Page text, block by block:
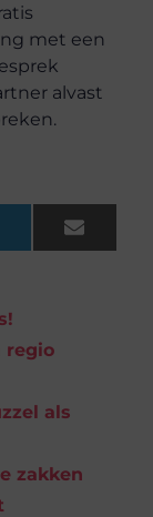
met een
alvast
Email
regio
als
zakken